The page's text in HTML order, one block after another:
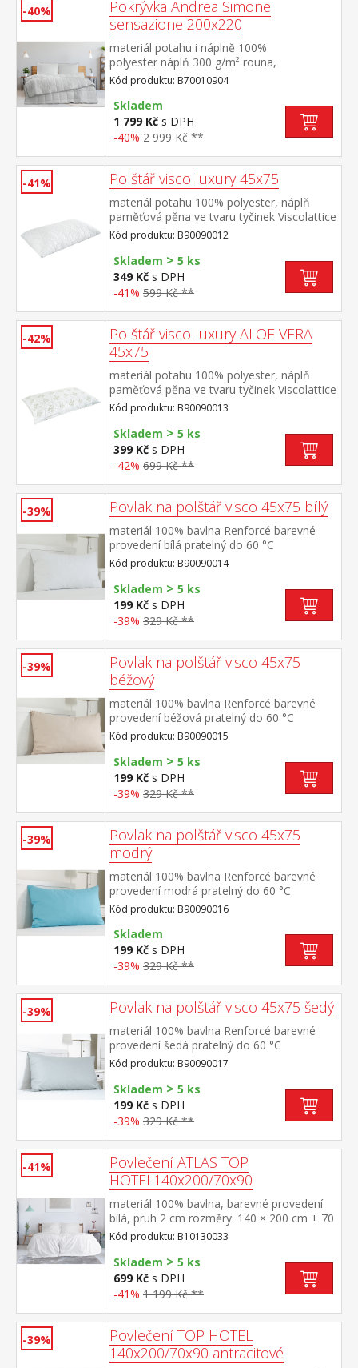
-40%
Pokrývka Andrea Simone
sensazione 200x220
materiál potahu i náplně 100%
polyester náplň 300 g/m² rouna,
termoregulační elegantně prošitý potah
Kód produktu: B70010904
Skladem
1 799 Kč s DPH
-40% 2 999 Kč **
-41% Polštář visco luxury 45x75
materiál potahu 100% polyester, náplň
paměťová pěna ve tvaru tyčinek Viscolattice
MEMORY termosenzitivní, tvarová paměť,
elegantně prošitý potah pratelný do 30 °C
Kód produktu: B90090012
Skladem > 5 ks
349 Kč s DPH
-41% 599 Kč **
-42%
Polštář visco luxury ALOE VERA
45x75
materiál potahu 100% polyester, náplň
paměťová pěna ve tvaru tyčinek Viscolattice
MEMORY termosenzitivní, tvarová paměť,
elegantně prošitý potah s ALOE
VERA pratelný do 30 °C
Kód produktu: B90090013
Skladem > 5 ks
399 Kč s DPH
-42% 699 Kč **
-39% Povlak na polštář visco 45x75 bílý
materiál 100% bavlna Renforcé barevné
provedení bílá pratelný do 60 °C
Kód produktu: B90090014
Skladem > 5 ks
199 Kč s DPH
-39% 329 Kč **
-39%
Povlak na polštář visco 45x75
béžový
materiál 100% bavlna Renforcé barevné
provedení béžová pratelný do 60 °C
Kód produktu: B90090015
Skladem > 5 ks
199 Kč s DPH
-39% 329 Kč **
-39%
Povlak na polštář visco 45x75
modrý
materiál 100% bavlna Renforcé barevné
provedení modrá pratelný do 60 °C
Kód produktu: B90090016
Skladem
199 Kč s DPH
-39% 329 Kč **
-39% Povlak na polštář visco 45x75 šedý
materiál 100% bavlna Renforcé barevné
provedení šedá pratelný do 60 °C
Kód produktu: B90090017
Skladem > 5 ks
199 Kč s DPH
-39% 329 Kč **
-41%
Povlečení ATLAS TOP
HOTEL140x200/70x90
materiál 100% bavlna, barevné provedení
bílá, pruh 2 cm rozměry: 140 × 200 cm + 70
× 90 cm odolné, nesrážlivá úprava, hotelový
uzávěr pratelné do 60 °C
Kód produktu: B10130033
Skladem > 5 ks
699 Kč s DPH
-41% 1 199 Kč **
-39%
Povlečení TOP HOTEL
140x200/70x90 antracitové